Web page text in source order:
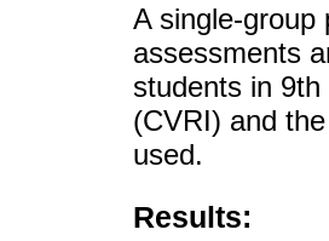
A single-group
assessments
students in
(CVRI) and
used.
Results: